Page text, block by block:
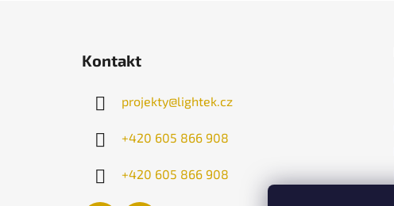
Kontakt
projekty@lightek.cz
+420 605 866 908
+420 605 866 908